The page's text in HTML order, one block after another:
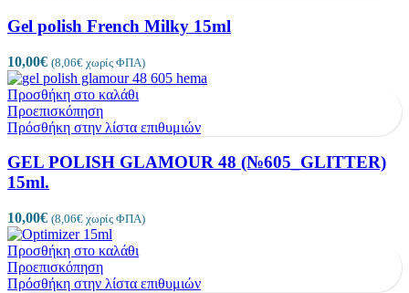
Gel polish French Milky 15ml
10,00€ (8,06€ χωρίς ΦΠΑ)
Προσθήκη στο καλάθι
Προεπισκόπηση
Πρόσθήκη στην λίστα επιθυμιών
GEL POLISH GLAMOUR 48 (№605_GLITTER)
15ml.
10,00€ (8,06€ χωρίς ΦΠΑ)
Προσθήκη στο καλάθι
Προεπισκόπηση
Πρόσθήκη στην λίστα επιθυμιών